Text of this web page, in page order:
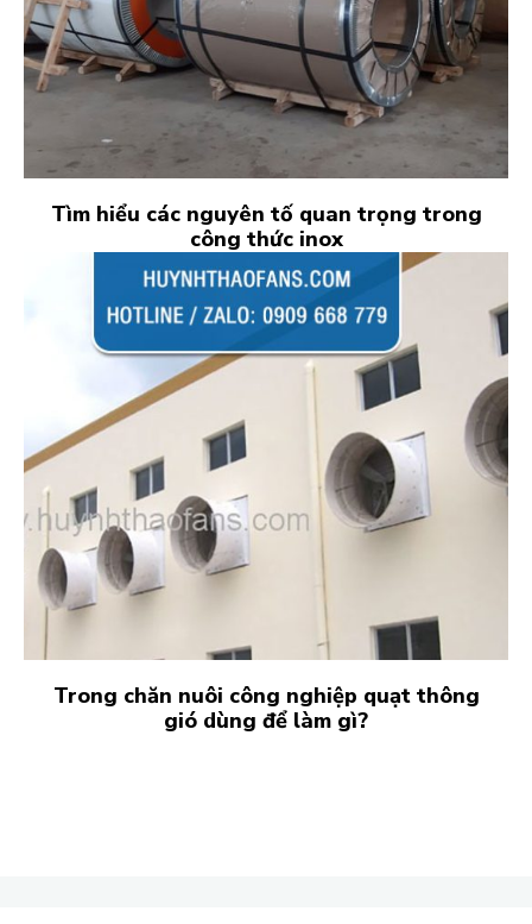
Tìm hiểu các nguyên tố quan trọng trong
công thức inox
Trong chăn nuôi công nghiệp quạt thông
gió dùng để làm gì?